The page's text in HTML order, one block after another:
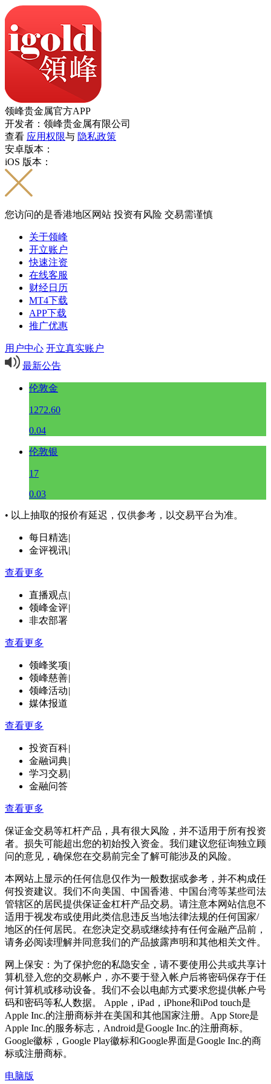
领峰贵金属官方APP
开发者：领峰贵金属有限公司
查看 应用权限与 隐私政策
安卓版本：
iOS 版本：
您访问的是香港地区网站 投资有风险 交易需谨慎
关于领峰
开立账户
快速注资
在线客服
财经日历
MT4下载
APP下载
推广优惠
用户中心 开立真实账户
最新公告
伦敦金
1272.60
0.04
伦敦银
17
0.03
• 以上抽取的报价有延迟，仅供参考，以交易平台为准。
每日精选|
金评视讯|
查看更多
直播观点|
领峰金评|
非农部署
查看更多
领峰奖项|
领峰慈善|
领峰活动|
媒体报道
查看更多
投资百科|
金融词典|
学习交易|
金融问答
查看更多
保证金交易等杠杆产品，具有很大风险，并不适用于所有投资
者。损失可能超出您的初始投入资金。我们建议您征询独立顾
问的意见，确保您在交易前完全了解可能涉及的风险。
本网站上显示的任何信息仅作为一般数据或参考，并不构成任
何投资建议。我们不向美国、中国香港、中国台湾等某些司法
管辖区的居民提供保证金杠杆产品交易。请注意本网站信息不
适用于视发布或使用此类信息违反当地法律法规的任何国家/
地区的任何居民。在您决定交易或继续持有任何金融产品前，
请务必阅读理解并同意我们的产品披露声明和其他相关文件。
网上保安：为了保护您的私隐安全，请不要使用公共或共享计
算机登入您的交易帐户，亦不要于登入帐户后将密码保存于任
何计算机或移动设备。我们不会以电邮方式要求您提供帐户号
码和密码等私人数据。 Apple，iPad，iPhone和iPod touch是
Apple Inc.的注册商标并在美国和其他国家注册。App Store是
Apple Inc.的服务标志，Android是Google Inc.的注册商标。
Google徽标，Google Play徽标和Google界面是Google Inc.的商
标或注册商标。
电脑版